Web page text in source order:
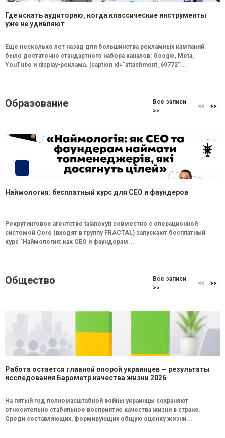
Где искать аудиторию, когда классические инструменты
уже не удивляют
Еще несколько лет назад для большинства рекламных кампаний
было достаточно стандартного набора каналов: Google, Meta,
YouTube и display-реклама. [caption id="attachment_69772"...
Образование
Все записи
>>
Наймология: бесплатный курс для CEO и фаундеров
Рекрутинговое агентство talanovyti совместно с операционной
системой Core (входят в группу FRACTAL) запускают бесплатный
курс "Наймология: как СEO и фаундерам...
Общество
Все записи
>>
Работа остается главной опорой украинцев — результаты
исследования Барометр качества жизни 2026
На пятый год полномасштабной войны украинцы сохраняют
относительно стабильное восприятие качества жизни в стране.
Среди составляющих, формирующих общую оценку жизни...